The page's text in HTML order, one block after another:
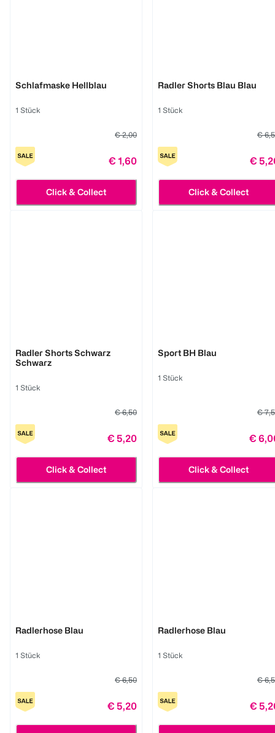
Schlafmaske Hellblau
1 Stück
€ 2,00
€ 1,60
Click & Collect
Radler Shorts Blau Blau
1 Stück
€
€
Click & Collect
Radler Shorts Schwarz
Schwarz
1 Stück
€ 6,50
€ 5,20
Click & Collect
Sport BH Blau
1 Stück
€
€
Click & Collect
Radlerhose Blau
1 Stück
€ 6,50
€ 5,20
Radlerhose Blau
1 Stück
€
€